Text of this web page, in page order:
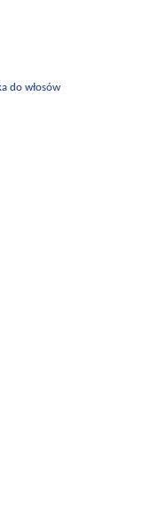
do włosów